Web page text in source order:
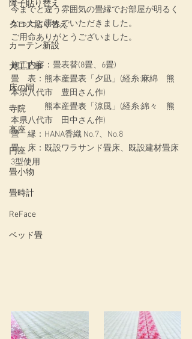
障子貼り替え
クロス貼り替え
カーテン新設
大工工事
床の間
寺院
高座
円座
畳小物
畳時計
ReFace
ベッド畳
今までと違う雰囲気の畳縁でお部屋が明るく
なったと喜んでいただきました。
ご用命ありがとうございました。
施工内容： 畳表替(8畳、6畳)
畳　表：熊本産畳表「夕凪」(経糸:麻綿　熊
本県八代市　豊田さん作)
熊本産畳表「涼風」(経糸:綿々　熊
本県八代市　田中さん作)
畳　縁：HANA香織 No.7、No.8
畳　床：既設ワラサンド畳床、既設建材畳床
3型使用